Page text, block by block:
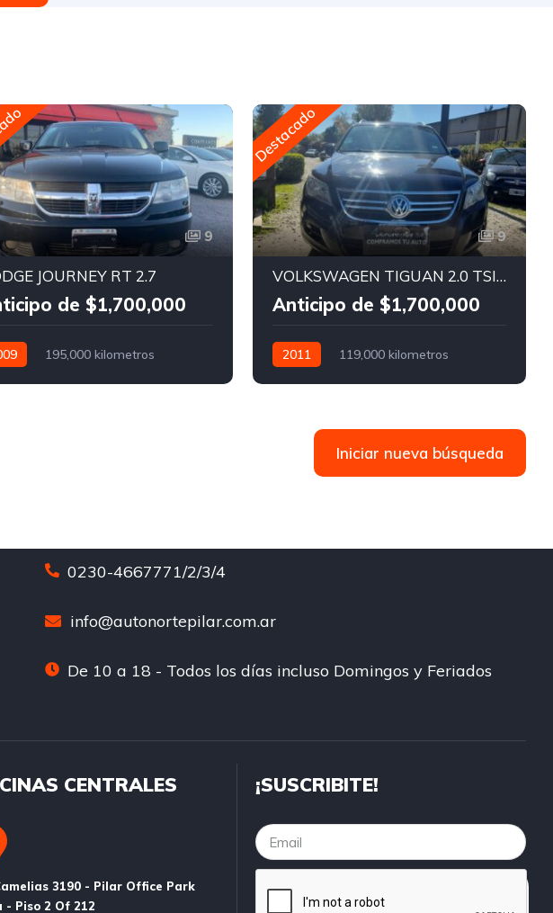
9
JOURNEY RT 2.7
de $1,700,000
195,000 kilometros
Destacado
9
VOLKSWAGEN TIGUAN 2.0 TSI 4MOTION
Anticipo de $1,700,000
2011
119,000 kilometros
Iniciar nueva búsqueda
0230-4667771/2/3/4
info@autonortepilar.com.ar
De 10 a 18 - Todos los días incluso Domingos y Feriados
CENTRALES
3190 - Pilar Office Park
- Piso 2 Of 212
¡SUSCRIBITE!